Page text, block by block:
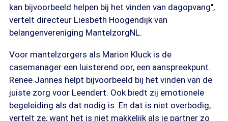
kan bijvoorbeeld helpen bij het vinden van dagopvang",
vertelt directeur Liesbeth Hoogendijk van
belangenvereniging MantelzorgNL.
Voor mantelzorgers als Marion Kluck is de
casemanager een luisterend oor, een aanspreekpunt.
Renee Jannes helpt bijvoorbeeld bij het vinden van de
juiste zorg voor Leendert. Ook biedt zij emotionele
begeleiding als dat nodig is. En dat is niet overbodig,
vertelt ze, want het is niet makkelijk als je partner zo